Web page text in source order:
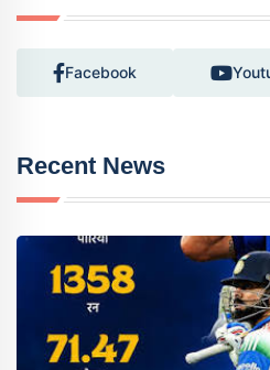
Facebook
Recent News